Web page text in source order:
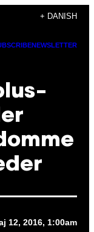
+ DANISH
NEWSLETTER
12, 2016, 1:00am